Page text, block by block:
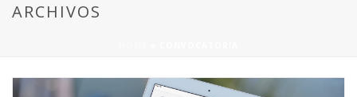
ARCHIVOS